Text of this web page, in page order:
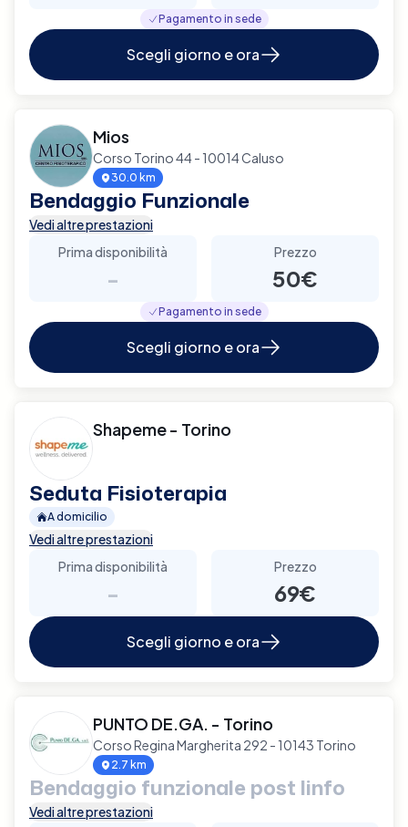
Pagamento in sede
Scegli giorno e ora
Mios
Corso Torino 44 - 10014 Caluso
30.0 km
Bendaggio Funzionale
Vedi altre prestazioni
Prima disponibilità
-
Prezzo
50€
Pagamento in sede
Scegli giorno e ora
Shapeme - Torino
Seduta Fisioterapia
A domicilio
Vedi altre prestazioni
Prima disponibilità
-
Prezzo
69€
Scegli giorno e ora
PUNTO DE.GA. - Torino
Corso Regina Margherita 292 - 10143 Torino
2.7 km
Bendaggio funzionale post linfo
Vedi altre prestazioni